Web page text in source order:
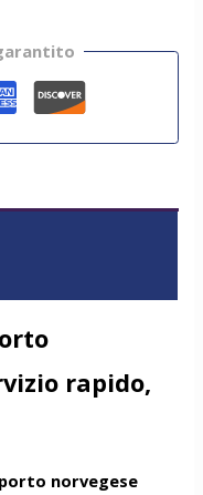
rapido,
norvegese